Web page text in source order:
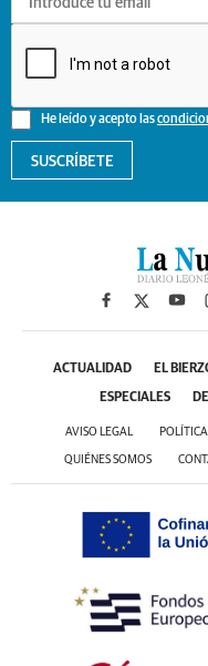
He leído y acepto las
SUSCRÍBETE
ACTUALIDAD EL
ESPECIALES
AVISO LEGAL
QUIÉNES SOMOS